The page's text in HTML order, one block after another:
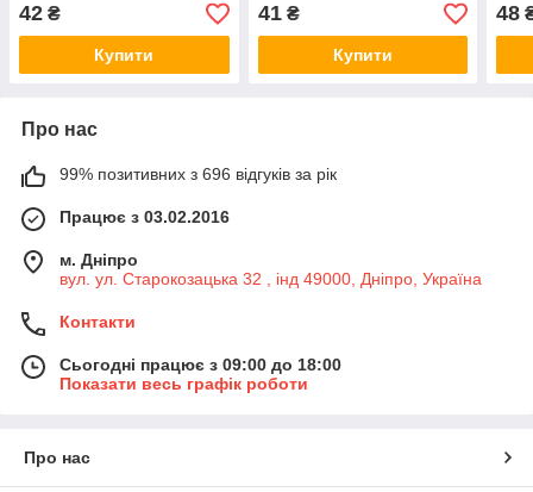
42 ₴
Купити
41₴
Купити
48
Про нас
99% позитивних з 696 відгуків за рік
Працює з 03.02.2016
м. Дніпро
вул. ул. Старокозацька 32 , інд 49000, Дніпро, Україна
Контакти
Сьогодні працює з 09:00 до 18:00
Показати весь графік роботи
Про нас